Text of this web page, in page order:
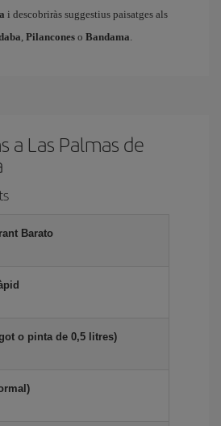
i descobriràs suggestius paisatges als
, Pilancones o Bandama.
a Las Palmas de
Barato
o pinta de 0,5 litres)